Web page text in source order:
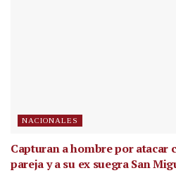
NACIONALES
Capturan a hombre por atacar
pareja y a su ex suegra San